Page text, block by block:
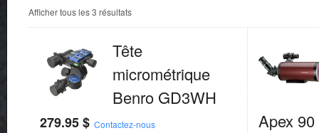
Afficher tous les 3 résultats
Tête
micrométrique
Benro GD3WH
279.95$ Contactez-nous Apex